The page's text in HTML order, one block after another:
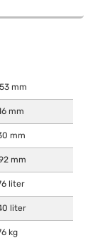
mm
mm
mm
mm
liter
liter
kg